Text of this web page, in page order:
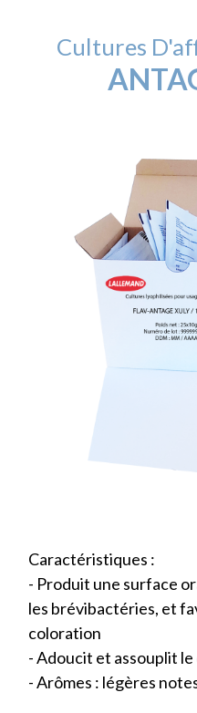
Cultures
Caractéristiques :
- Produit une surface
les brévibactéries, et
coloration
- Adoucit et assouplit le
- Arômes : légères